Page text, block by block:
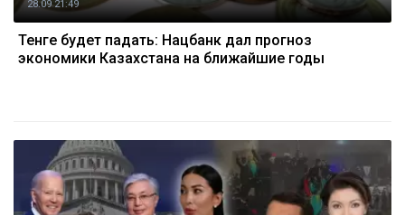
28.09 21:49
Тенге будет падать: Нацбанк дал прогноз
экономики Казахстана на ближайшие годы